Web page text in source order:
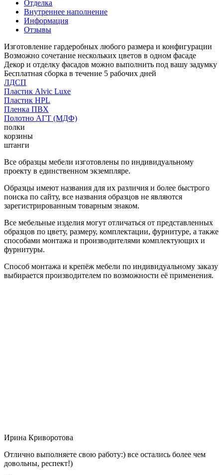
Отделка
Внутреннее наполнение
Информация
Отзывы
Изготовление гардеробных любого размера и конфигурации
Возможно сочетание нескольких цветов в одном фасаде
Декор и отделку фасадов можно выполнить под вашу задумку
Бесплатная сборка в течение 5 рабочих дней
ЛДСП
Пластик Alvic Luxe
Пластик HPL
Пленка ПВХ
Полотно АГТ (МДФ)
полки
корзины
штанги
Все образцы мебели изготовлены по индивидуальному
проекту в единственном экземпляре.
Образцы имеют названия для их различия и более быстрого
поиска по сайту, все названия образцов не являются
зарегистрированным товарным знаком.
Все мебельные изделия могут отличаться от представленных
образцов по цвету, размеру, комплектации, фурнитуре, а также
способами монтажа и производителями комплектующих и
фурнитуры.
Способ монтажа и крепёж мебели по индивидуальному заказу
выбирается производителем по возможности её применения.
Ирина Криворотова
Отлично выполняете свою работу:) все остались более чем
довольны, респект!)